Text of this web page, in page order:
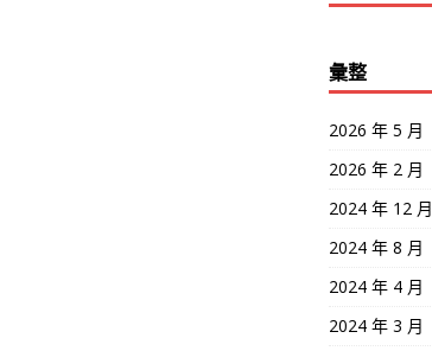
彙整
2026 年 5 月
2026 年 2 月
2024 年 12 月
2024 年 8 月
2024 年 4 月
2024 年 3 月